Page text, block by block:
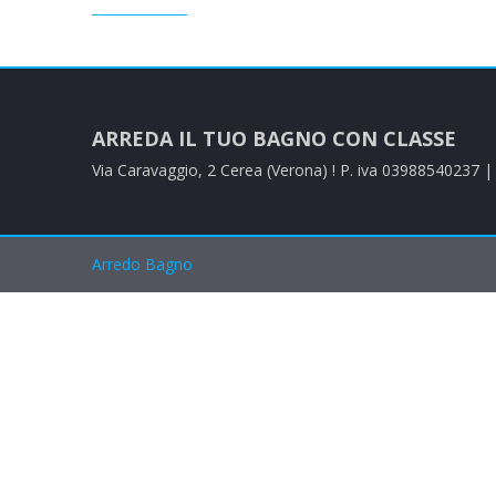
ARREDA IL TUO BAGNO CON CLASSE
Via Caravaggio, 2 Cerea (Verona) ! P. iva 03988540237 |
Arredo Bagno